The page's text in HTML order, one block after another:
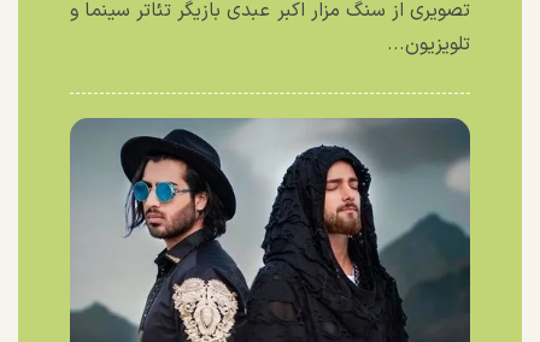
تصویری از سنگ مزار اکبر عبدی بازیگر تئاتر سینما و
تلویزیون...